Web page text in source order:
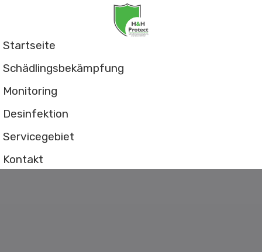
Startseite
Schädlingsbekämpfung
Monitoring
Desinfektion
Servicegebiet
Kontakt